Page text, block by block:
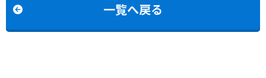
一覧へ戻る